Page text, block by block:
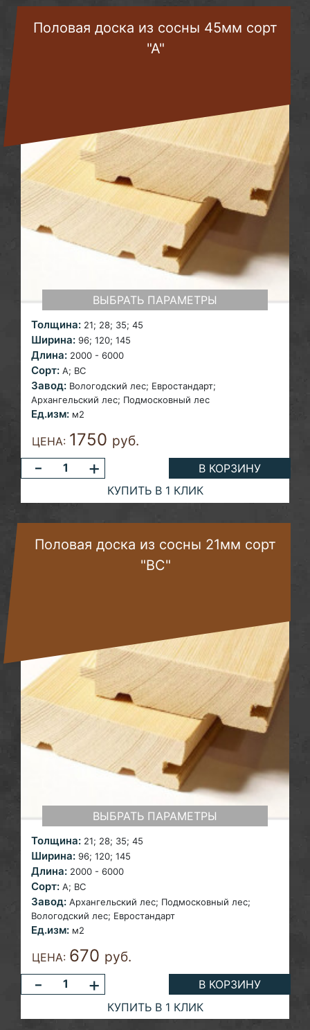
Половая доска из сосны 45мм сорт
"А"
ВЫБРАТЬ ПАРАМЕТРЫ
Толщина: 21; 28; 35; 45
Ширина: 96; 120; 145
Длина: 2000 - 6000
Сорт: A; ВС
Завод: Вологодский лес; Евростандарт;
Архангельский лес; Подмосковный лес
Ед.изм: м2
ЦЕНА: 1750 руб.
- +
В КОРЗИНУ
КУПИТЬ В 1 КЛИК
Половая доска из сосны 21мм сорт
"ВС"
ВЫБРАТЬ ПАРАМЕТРЫ
Толщина: 21; 28; 35; 45
Ширина: 96; 120; 145
Длина: 2000 - 6000
Сорт: A; ВС
Завод: Архангельский лес; Подмосковный лес;
Вологодский лес; Евростандарт
Ед.изм: м2
ЦЕНА: 670 руб.
- +
В КОРЗИНУ
КУПИТЬ В 1 КЛИК